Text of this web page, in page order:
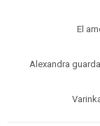
El
Alexandra